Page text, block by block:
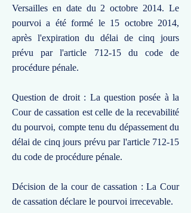
Versailles en date du 2 octobre 2014. Le
pourvoi a été formé le 15 octobre 2014,
après l'expiration du délai de cinq jours
prévu par l'article 712-15 du code de
procédure pénale.
Question de droit : La question posée à la
Cour de cassation est celle de la recevabilité
du pourvoi, compte tenu du dépassement du
délai de cinq jours prévu par l'article 712-15
du code de procédure pénale.
Décision de la cour de cassation : La Cour
de cassation déclare le pourvoi irrecevable.